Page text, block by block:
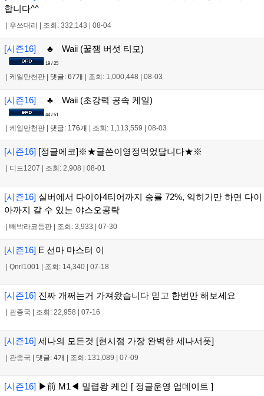
합니다^^
| 우쓰대리 | 조회: 332,143 | 08-04
[시즌16] ♣ Waii (꿀잼 버섯 티모)
19 / 25
케일만천판 댓글: 67개 조회: 1,000,448 08-03
[시즌16] ♣ Waii (초강력 공속 케일)
44 / 51
케일만천판 댓글: 176개 조회: 1,113,559 08-03
[시즌16] [정글에코]※★글쓴이영정먹었답니다★※
디드1207 조회: 2,908 08-01
[시즌16] 실버에서 다이아4티어까지 승률 72%, 익히기만 하면 다이
아까지 갈 수 있는 야스오공략
빼박라코등판 조회: 3,933 07-30
[시즌16] E 선마 마스터 이
Qnrl1001 조회: 14,340 07-18
[시즌16] 진짜 개쩌는거 가져왔습니다 믿고 한번만 해보세요
관종국 조회: 22,958 07-16
[시즌16] 세나의 모든것 [현시점 가장 완벽한 세나서폿]
관종국 댓글: 4개 조회: 131,089 07-09
[시즌16] ▶前 M1◀ 밀렵왕 케인 [ 정글운영 업데이트 ]